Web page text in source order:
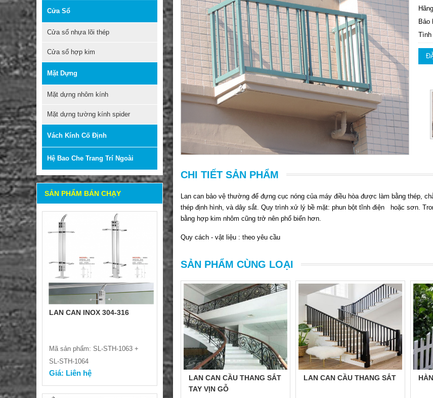
Cửa Sổ
Cửa sổ nhựa lõi thép
Cửa sổ hợp kim
Mặt Dựng
Mặt dựng nhôm kính
Mặt dựng tường kính spider
Vách Kính Cố Định
Hệ Bao Che Trang Trí Ngoài
SẢN PHẨM BÁN CHẠY
Mã sản phẩm: SL-STH-1074 +
Giá: Liên hệ
LAN CAN INOX 304-316
Giá: Liên hệ
Bảo
Tình
CHI TIẾT SẢN PHẨM
Lan can bảo vệ thường để đựng cục nóng của máy điều hòa được làm bằng thép,
thép định hình, và dây sắt. Quy trình xử lý bề mặt: phun bột tĩnh điện hoặc sơn.
bằng hợp kim nhôm cũng trở nên phổ biến hơn.
Quy cách - vật liệu : theo yêu cầu
SẢN PHẨM CÙNG LOẠI
LAN CAN CẦU THANG SẮT
TAY VỊN GỖ
LAN CAN CẦU THANG SẮT